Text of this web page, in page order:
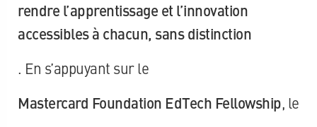
rendre l’apprentissage et l’innovation
accessibles à chacun, sans distinction
. En s’appuyant sur le
Mastercard Foundation EdTech Fellowship, le